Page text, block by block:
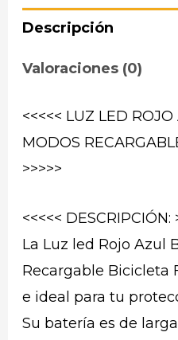
Descripción
Valoraciones (0)
<<<<< LUZ LED
MODOS
>>>>>
<<<<< DESCRIPCIÓN:
La Luz led Rojo Azul
Recargable Bicicleta
e ideal para tu
Su batería es de